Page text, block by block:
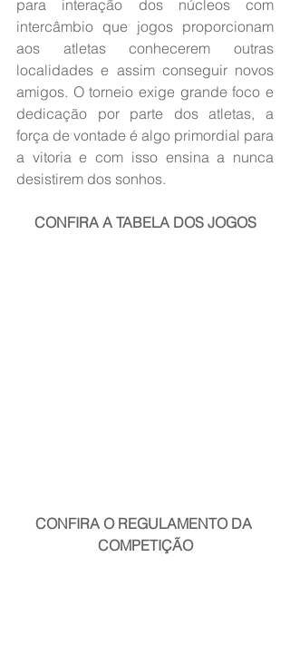
para interação dos núcleos com
intercâmbio que jogos proporcionam
aos atletas conhecerem outras
localidades e assim conseguir novos
amigos. O torneio exige grande foco e
dedicação por parte dos atletas, a
força de vontade é algo primordial para
a vitoria e com isso ensina a nunca
desistirem dos sonhos.
CONFIRA A TABELA DOS JOGOS
CONFIRA O REGULAMENTO DA
COMPETIÇÃO